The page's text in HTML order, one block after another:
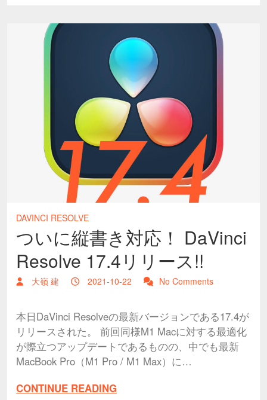
DAVINCI RESOLVE
ついに縦書き対応！ DaVinci
Resolve 17.4リリース!!
大嶺 建 2021-10-22 No Comments
本日DaVinci Resolveの最新バージョンである17.4が
リリースされた。 前回同様M1 Macに対する最適化
が際立つアップデートであるものの、中でも最新
MacBook Pro（M1 Pro / M1 Max）に…
CONTINUE READING